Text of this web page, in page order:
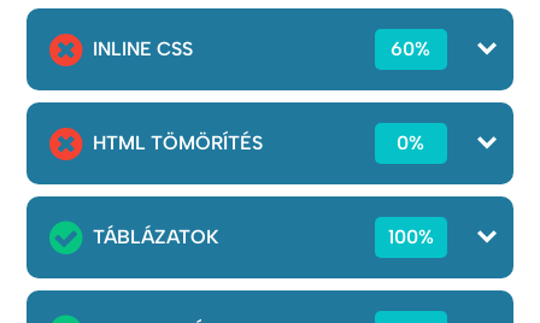
INLINE CSS 60%
HTML TÖMÖRÍTÉS 0%
TÁBLÁZATOK 100%